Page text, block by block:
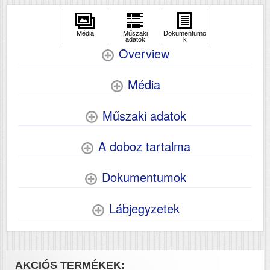
Overview
Média
Műszaki adatok
A doboz tartalma
Dokumentumok
Lábjegyzetek
AKCIÓS TERMÉKEK: